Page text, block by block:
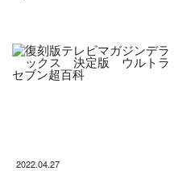
2022.04.27